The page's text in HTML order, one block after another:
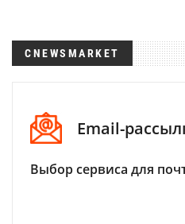
CNEWSMARKET
Email-
Выбор сервиса для